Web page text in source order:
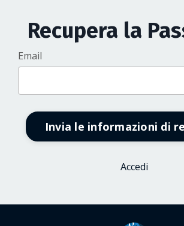
Recupera la
Email
Invia le informazioni di
Accedi